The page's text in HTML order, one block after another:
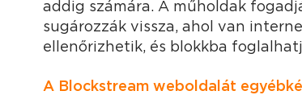
addig számára. A műholdak
sugározzák vissza, ahol van
ellenőrizhetik, és blokkba
A Blockstream weboldalát